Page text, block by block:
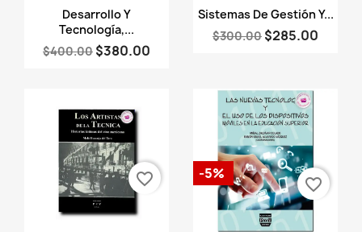
Vista rápida
Desarrollo Y
Tecnología,...
$400.00 $380.00
Vista rápida
Sistemas De Gestión Y...
$300.00 $285.00
favorite_border -5%
favorite_border